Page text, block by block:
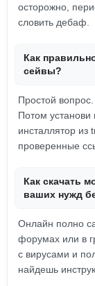
осторожно,
словить дебаф.
Как
сейвы?
Простой
Потом
инсталлятор из
проверенные
Как скачать
ваших нужд
Онлайн полно
форумах или в
с вирусами и
найдешь